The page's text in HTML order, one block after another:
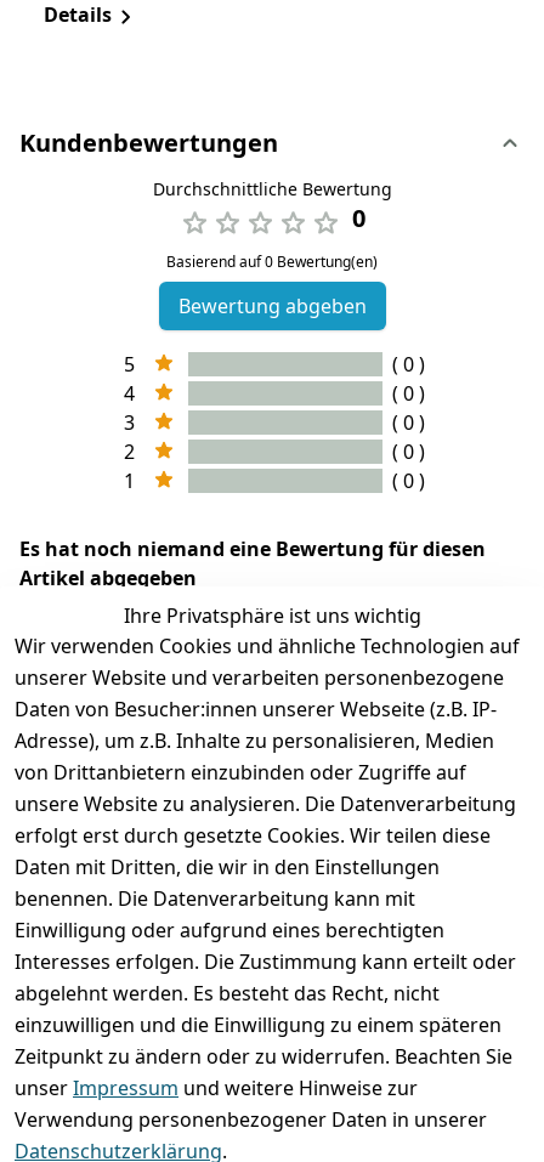
Details
Kundenbewertungen
Durchschnittliche Bewertung
0
Basierend auf 0 Bewertung(en)
Bewertung abgeben
5
( 0 )
4
( 0 )
3
( 0 )
2
( 0 )
1
( 0 )
Es hat noch niemand eine Bewertung für diesen
Artikel abgegeben
Ihre Privatsphäre ist uns wichtig
Wir verwenden Cookies und ähnliche Technologien auf
unserer Website und verarbeiten personenbezogene
Daten von Besucher:innen unserer Webseite (z.B. IP-
Adresse), um z.B. Inhalte zu personalisieren, Medien
von Drittanbietern einzubinden oder Zugriffe auf
unsere Website zu analysieren. Die Datenverarbeitung
erfolgt erst durch gesetzte Cookies. Wir teilen diese
Daten mit Dritten, die wir in den Einstellungen
benennen. Die Datenverarbeitung kann mit
Einwilligung oder aufgrund eines berechtigten
Interesses erfolgen. Die Zustimmung kann erteilt oder
abgelehnt werden. Es besteht das Recht, nicht
einzuwilligen und die Einwilligung zu einem späteren
Zeitpunkt zu ändern oder zu widerrufen. Beachten Sie
unserImpressum und weitere Hinweise zur
Verwendung personenbezogener Daten in unserer
Datenschutzerklärung.
Rechtliches
Impressum
Datenschutze
rklärung
Batterieentsor
gung
Widerrufsrec
Services
Kontakt
Registrieren
Zahlung und
Versand
Umtausch /
Reklamation
Wir
versenden
mit
Folgt uns
gern auf
Zahle
bequem per